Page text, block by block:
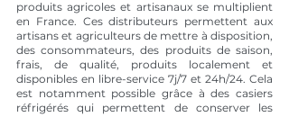
produits agricoles et artisanaux se multiplient
en France. Ces distributeurs permettent aux
artisans et agriculteurs de mettre à disposition,
des consommateurs, des produits de saison,
frais, de qualité, produits localement et
disponibles en libre-service 7j/7 et 24h/24. Cela
est notamment possible grâce à des casiers
réfrigérés qui permettent de conserver les